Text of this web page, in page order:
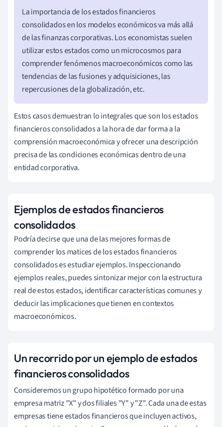
La importancia de los estados financieros
consolidados en los modelos económicos va más allá
de las finanzas corporativas. Los economistas suelen
utilizar estos estados como un microcosmos para
comprender fenómenos macroeconómicos como las
tendencias de las fusiones y adquisiciones, las
repercusiones de la globalización, etc.
Estos casos demuestran lo integrales que son los estados
financieros consolidados a la hora de dar forma a la
comprensión macroeconómica y ofrecer una descripción
precisa de las condiciones económicas dentro de una
entidad corporativa.
Ejemplos de estados financieros
consolidados
Podría decirse que una de las mejores formas de
comprender los matices de los estados financieros
consolidados es estudiar ejemplos. Inspeccionando
ejemplos reales, puedes sintonizar mejor con la estructura
real de estos estados, identificar características comunes y
deducir las implicaciones que tienen en contextos
macroeconómicos.
Un recorrido por un ejemplo de estados
financieros consolidados
Consideremos un grupo hipotético formado por una
empresa matriz "X" y dos filiales "Y" y "Z". Cada una de estas
empresas tiene estados financieros que incluyen activos,